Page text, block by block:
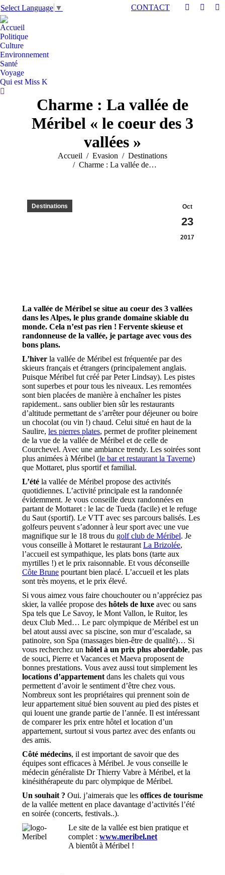
Select Language ▼ CONTACT
La
La
La
Accueil
Politique
Culture
Environnement
Santé
Voyage
Qui est Miss K
Recherche
Charme : La vallée de
Méribel « le coeur des 3
vallées »
Vous êtes ici :Accueil Evasion
Destinations
Charme : La vallée de…
Oct
23
2017
Destinations
La vallée de Méribel se situe au coeur des 3 vallées
dans les Alpes, le plus grande domaine skiable du
monde. Cela n’est pas rien ! Fervente skieuse et
randonneuse de la vallée, je partage avec vous des
bons plans.
L’hiver la vallée de Méribel est fréquentée par des
skieurs français et étrangers (principalement anglais.
Puisque Méribel fut créé par Peter Lindsay). Les pistes
sont superbes et pour tous les niveaux. Les remontées
sont bien placées de manière à enchaîner les pistes
rapidement.. sans oublier bien sûr les restaurants
d’altitude permettant de s’arrêter pour déjeuner ou boire
un chocolat (ou vin !) chaud. Celui situé en haut de la
Saulire, les pierres plates, permet de profiter pleinement
de la vue de la vallée de Méribel et de celle de
Courchevel. Avec une ambiance trendy. Les soirées sont
plus animées à Méribel (le bar et restaurant la Taverne)
que Mottaret, plus sportif et familial.
L’été la vallée de Méribel propose des activités
quotidiennes. L’activité principale est la randonnée
évidemment. Je vous conseille deux randonnées en
partant de Mottaret : le lac de Tueda (facile) et le refuge
du Saut (sportif). Le VTT avec ses parcours balisés. Les
golfeurs peuvent s’adonner à leur sport avec une vue
magnifique sur le 18 trous du golf club de Méribel. Je
vous conseille à Mottaret le restaurant La Brizolée,
l’accueil est sympathique, les plats bons (tarte aux
myrtilles !) et le prix raisonnable. Et vous déconseille
Côte Brune pourtant bien placé. L’accueil et les plats
sont très moyens, et le prix élevé.
Si vous aimez vous faire chouchouter ou n’appréciez pas
skier, la vallée propose des hôtels de luxe avec ou sans
Spa tels que Le Savoy, le Mont Vallon, le Ruitor, les
deux Club Med… Le parc olympique de Méribel est un
bel atout aussi avec sa piscine, son mur d’escalade, sa
patinoire, son Spa (massages bien-être de qualité)… Si
vous recherchez un hôtel à un prix plus abordable, pas
de souci, Pierre et Vacances et Maeva proposent de
bonnes prestations. Vous avez aussi tout simplement les
locations d’appartement dans les chalets qui vous
permettent d’avoir le sentiment d’être chez vous.
Nombreux sont les propriétaires qui prennent soin de
leur appartement situé bien souvent au pied des pistes et
qui louent une grande partie de l’année. Il est intéressant
de comparer les prix entre hôtel et location d’un
appartement, surtout si vous partez avec des enfants ou
des amis.
Côté médecins, il est important de savoir que des
équipes sont efficaces à Méribel. Je vous conseille le
médecin généraliste Dr Thierry Vabre à Méribel, et la
kinésithérapeute du parc olympique de Méribel.
Un souhait ? Oui. j’aimerais que les offices de tourisme
de la vallée mettent en place davantage d’activités l’été
en soirée (concerts, festivals..).
Le site de la vallée est bien pratique et
complet : www.meribel.net
A bientôt à Méribel !